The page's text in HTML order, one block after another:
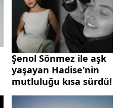
Şenol Sönmez ile aşk
yaşayan Hadise'nin
mutluluğu kısa sürdü!